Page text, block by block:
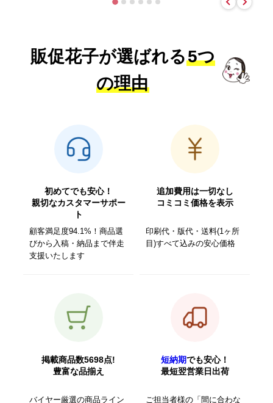
販促花子が選ばれる5つ
の理由
初めてでも安心！
親切なカスタマーサポー
ト
顧客満足度94.1%！商品選
びから入稿・納品まで伴走
支援いたします
追加費用は一切なし
コミコミ価格を表示
印刷代・版代・送料(1ヶ所
目)すべて込みの安心価格
掲載商品数5698点!
豊富な品揃え
バイヤー厳選の商品ライン
短納期でも安心！
最短翌営業日出荷
ご担当者様の「間に合わな